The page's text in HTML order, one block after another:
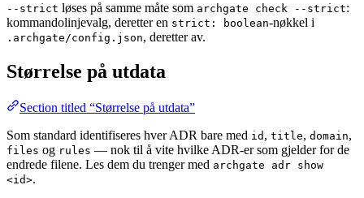
--strict løses på samme måte som archgate check --strict:
kommandolinjevalg, deretter en strict: boolean-nøkkel i
.archgate/config.json, deretter av.
Størrelse på utdata
Section titled “Størrelse på utdata”
Som standard identifiseres hver ADR bare med id , title, domain,
files og rules — nok til å vite hvilke ADR-er som gjelder for de
endrede filene. Les dem du trenger med archgate adr show
<id>.